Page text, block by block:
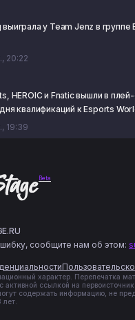
у Team Jenz в группе
20:22
HEROIC и Fnatic вышли в
квалификаций к Esports
19:39
Beta
сообщите нам об этом:
характер. Перепечатка
активной ссылкой на
содержать информацию, не